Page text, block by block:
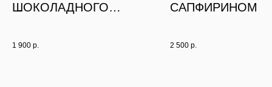
ШОКОЛАДНОГО
КЛЕВЕРОМ
1 900 р.
САПФИРИНОМ
2 500 р.